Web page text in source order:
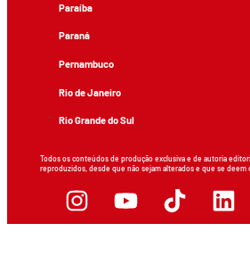
Paraíba
Paraná
Pernambuco
Rio de Janeiro
Rio Grande do Sul
Todos os conteúdos de produção exclusiva e de autoria
reproduzidos, desde que não sejam alterados e que se deem